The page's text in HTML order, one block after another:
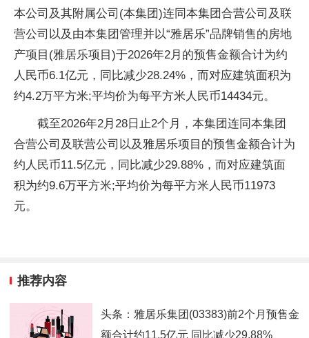
本公司及其附属公司(本集团)连同本集团合营公司及联
营公司以及由本集团管理并以“雅居乐”品牌销售的房地
产项目(雅居乐项目)于2026年2月的预售金额合计为约
人民币6.1亿元，同比减少28.24%，而对应建筑面积为
约4.2万平方米;平均价为每平方米人民币14434元。
截至2026年2月28日止2个月，本集团连同本集团
合营公司及联营公司以及雅居乐项目的预售金额合计为
约人民币11.5亿元，同比减少29.88%，而对应建筑面
积为约9.6万平方米;平均价为每平方米人民币11973
元。
推荐内容
头条：雅居乐集团(03383)前2个月预售金
额合计约11.5亿元 同比减少29.88%